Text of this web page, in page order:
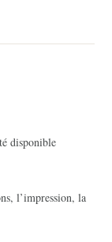
disponible
l’impression, la